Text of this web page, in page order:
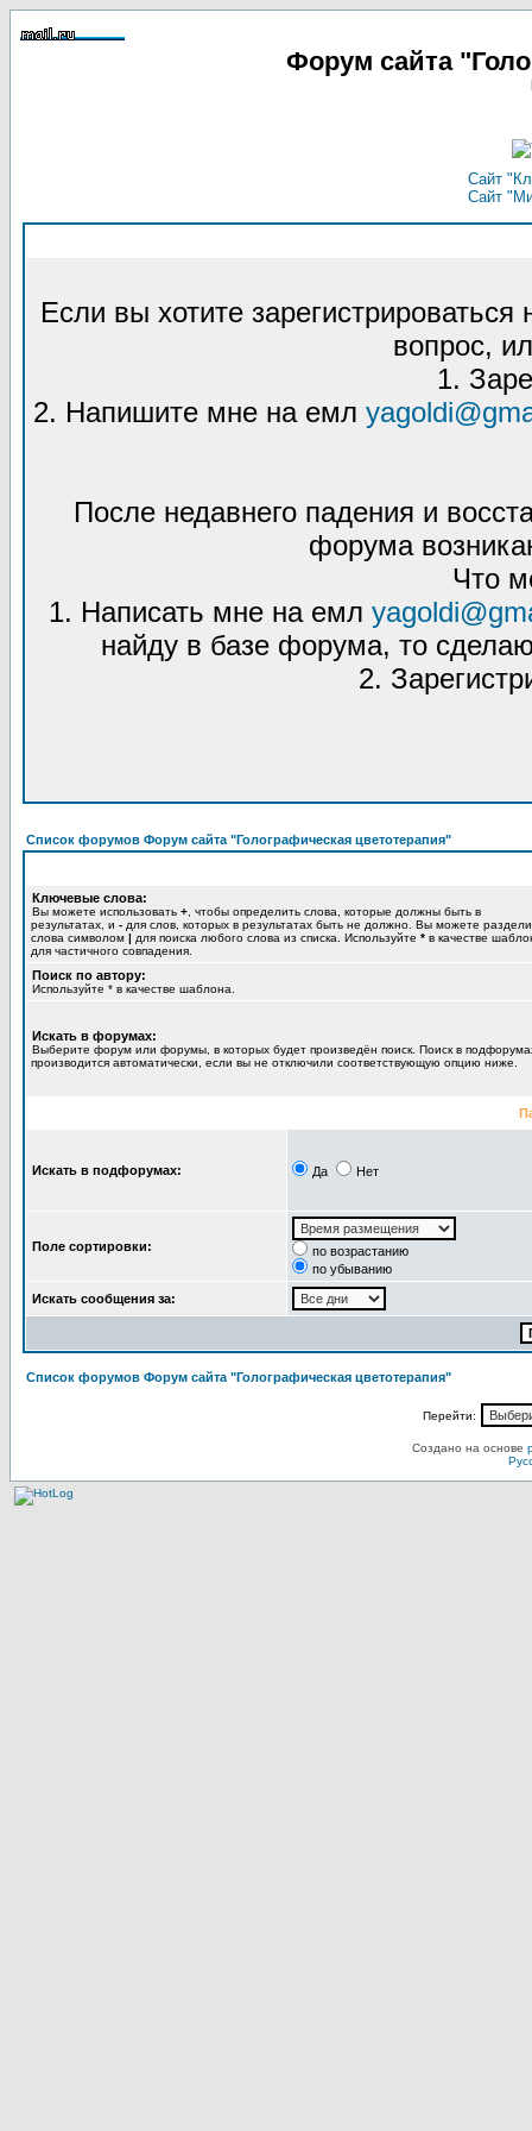
Форум сайта
Сайт
Сайт
Если вы хотите
вопрос,
1.
2. Напишите мне на емл
После недавнего падения и
форума
Что
1. Написать мне на емл
найду в базе форума, то
2.
Список форумов Форум сайта "Голографическая цветотерапия"
Ключевые слова:
Вы можете использовать + , чтобы определить слова, которые должны быть в
результатах, и - для слов, которых в результатах быть не должно. Вы можете
слова символом | для поиска любого слова из списка. Используйте * в качестве
для частичного совпадения.
Поиск по автору:
Используйте * в качестве шаблона.
Искать в форумах:
Выберите форум или форумы, в которых будет произведён поиск. Поиск в
производится автоматически, если вы не отключили соответствующую опцию ниже.
Искать в подфорумах: Да Нет
Поле сортировки:
по возрастанию
по убыванию
Искать сообщения за:
Список форумов Форум сайта "Голографическая цветотерапия"
Перейти:
Создано на основе